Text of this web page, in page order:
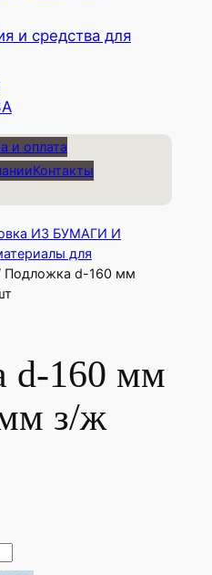
и средства для
и оплата
Контакты
ИЗ БУМАГИ И
для
Подложка d-160 мм
d-160 мм
з/ж